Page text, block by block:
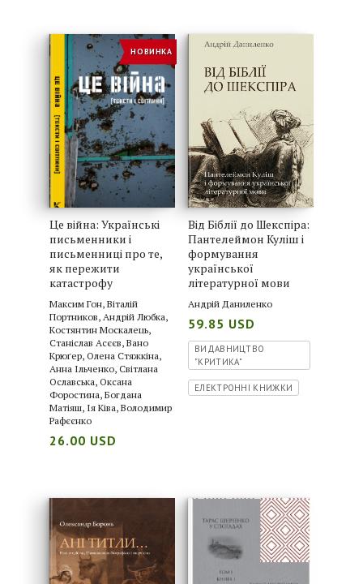
НОВИНКА
Це війна: Українські
письменники і
письменниці про те,
як пережити
катастрофу
Максим Гон, Віталій
Портников, Андрій Любка,
Костянтин Москалець,
Станіслав Асєєв, Вано
Крюґер, Олена Стяжкіна,
Анна Ільченко, Світлана
Ославська, Оксана
Форостина, Богдана
Матіяш, Ія Ківа, Володимир
Рафєєнко
26.00 USD
Від Біблії до Шекспіра:
Пантелеймон Куліш і
формування
української
літературної мови
Андрій Даниленко
59.85 USD
ВИДАВНИЦТВО
"КРИТИКА"
ЕЛЕКТРОННІ КНИЖКИ